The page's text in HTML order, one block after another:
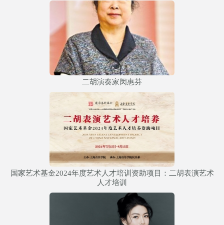
二胡演奏家闵惠芬
国家艺术基金2024年度艺术人才培训资助项目：二胡表演艺术
人才培训